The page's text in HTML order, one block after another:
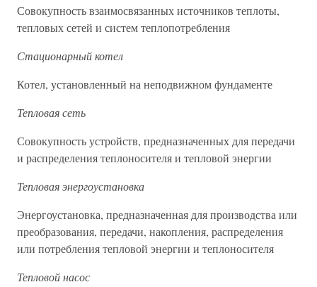
Совокупность взаимосвязанных источников теплоты,
тепловых сетей и систем теплопотребления
Стационарный котел
Котел, установленный на неподвижном фундаменте
Тепловая сеть
Совокупность устройств, предназначенных для передачи
и распределения теплоносителя и тепловой энергии
Тепловая энергоустановка
Энергоустановка, предназначенная для производства или
преобразования, передачи, накопления, распределения
или потребления тепловой энергии и теплоносителя
Тепловой насос